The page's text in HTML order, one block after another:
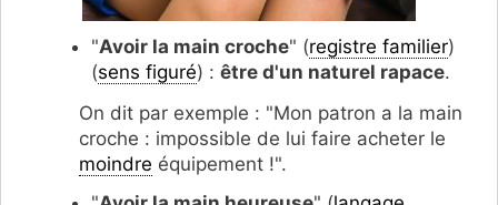
"Avoir la main croche" (registre familier)
(sens figuré) : être d'un naturel rapace.
On dit par exemple : "Mon patron a la main
croche : impossible de lui faire acheter le
moindre équipement !".